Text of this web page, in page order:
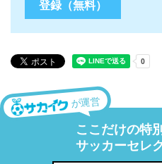
が運営
ここだけの特
サッカーセレ